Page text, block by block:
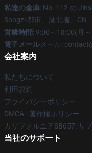
私達の倉庫: No. 112 の
Songzi 都市、湖北省、CN
営業時間: 9:00～18:00(月
電子メール メール:
会社案内
私たちについて
利用規約
プライバシーポリシー
DMCA - 著作権ポリシー
カリフォルニアSB657: サ
当社のサポート